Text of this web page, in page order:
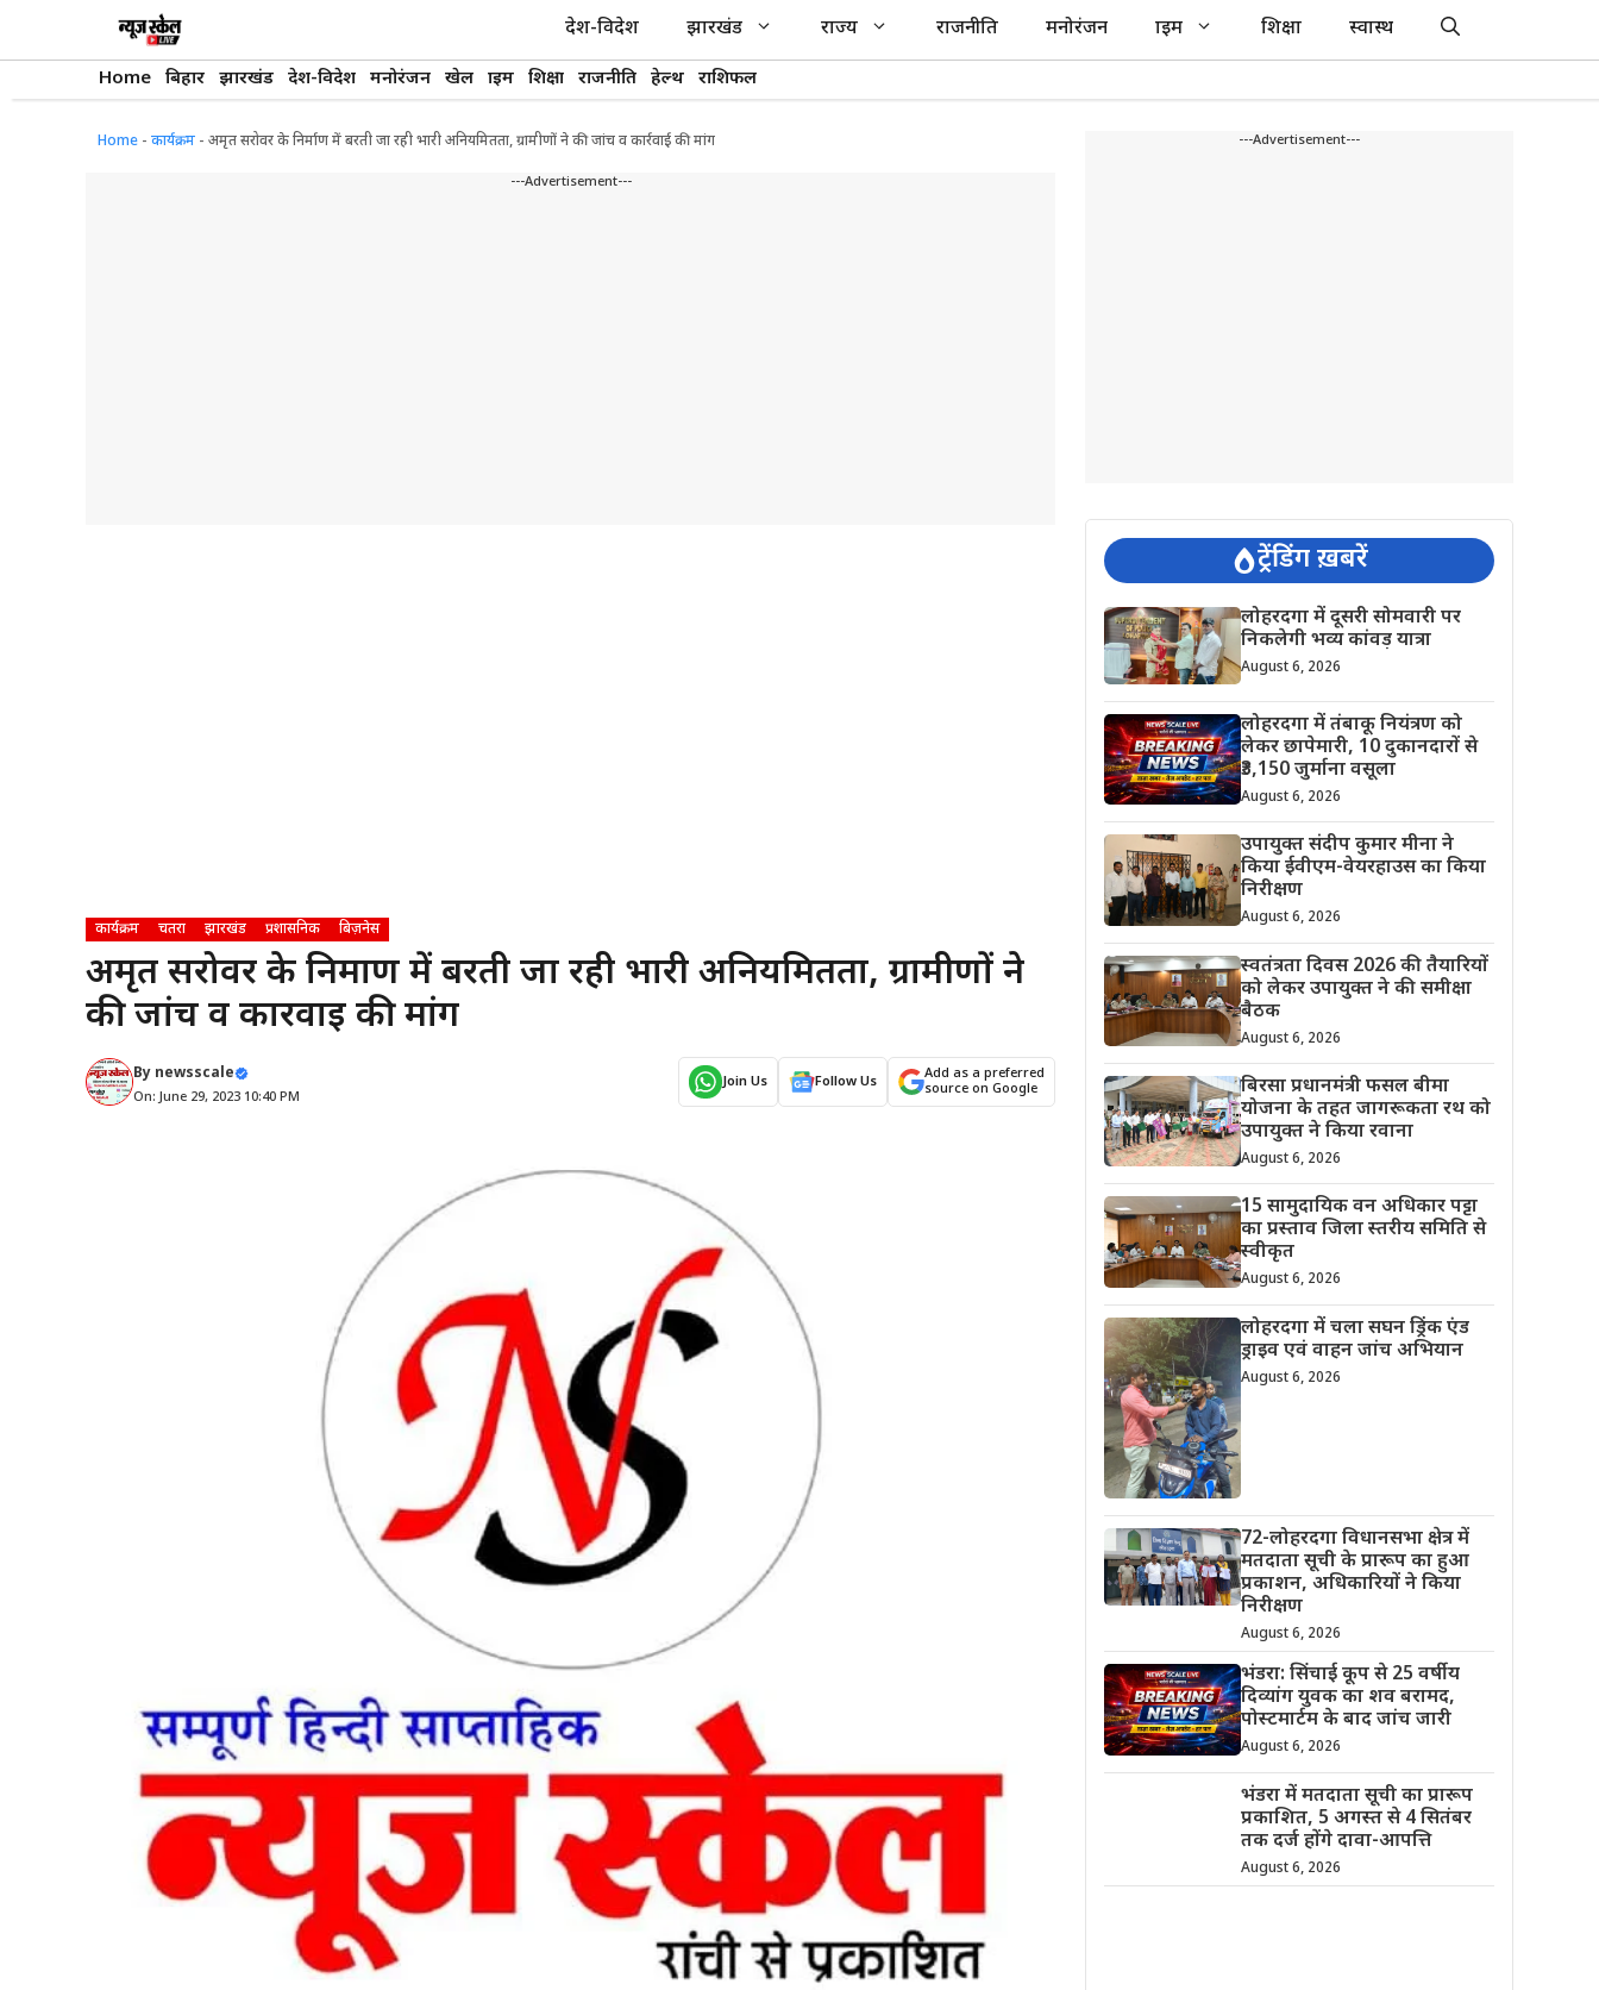
देश-विदेश झारखंड राज्य राजनीति मनोरंजन क्राइम शिक्षा स्वास्थ
Home बिहार झारखंड देश-विदेश मनोरंजन खेल क्राइम शिक्षा राजनीति हेल्थ राशिफल
Home - कार्यक्रम - अमृत सरोवर के निर्माण में बरती जा रही भारी अनियमितता, ग्रामीणों ने की जांच व कार्रवाई की मांग
---Advertisement---
कार्यक्रम चतरा झारखंड प्रशासनिक बिज़नेस
अमृत सरोवर के निर्माण में बरती जा रही भारी अनियमितता, ग्रामीणों ने
की जांच व कार्रवाई की मांग
By newsscale
On: June 29, 2023 10:40 PM
Join Us Follow Us
Add as a preferred
source on Google
---Advertisement---
ट्रेंडिंग ख़बरें
लोहरदगा में दूसरी सोमवारी पर
निकलेगी भव्य कांवड़ यात्रा
August 6, 2026
लोहरदगा में तंबाकू नियंत्रण को
लेकर छापेमारी, 10 दुकानदारों से
₹3,150 जुर्माना वसूला
August 6, 2026
उपायुक्त संदीप कुमार मीना ने
किया ईवीएम-वेयरहाउस का किया
निरीक्षण
August 6, 2026
स्वतंत्रता दिवस 2026 की तैयारियों
को लेकर उपायुक्त ने की समीक्षा
बैठक
August 6, 2026
बिरसा प्रधानमंत्री फसल बीमा
योजना के तहत जागरूकता रथ को
उपायुक्त ने किया रवाना
August 6, 2026
15 सामुदायिक वन अधिकार पट्टा
का प्रस्ताव जिला स्तरीय समिति से
स्वीकृत
August 6, 2026
लोहरदगा में चला सघन ड्रिंक एंड
ड्राइव एवं वाहन जांच अभियान
August 6, 2026
72-लोहरदगा विधानसभा क्षेत्र में
मतदाता सूची के प्रारूप का हुआ
प्रकाशन, अधिकारियों ने किया
निरीक्षण
August 6, 2026
भंडरा: सिंचाई कूप से 25 वर्षीय
दिव्यांग युवक का शव बरामद,
पोस्टमार्टम के बाद जांच जारी
August 6, 2026
भंडरा में मतदाता सूची का प्रारूप
प्रकाशित, 5 अगस्त से 4 सितंबर
तक दर्ज होंगे दावा-आपत्ति
August 6, 2026